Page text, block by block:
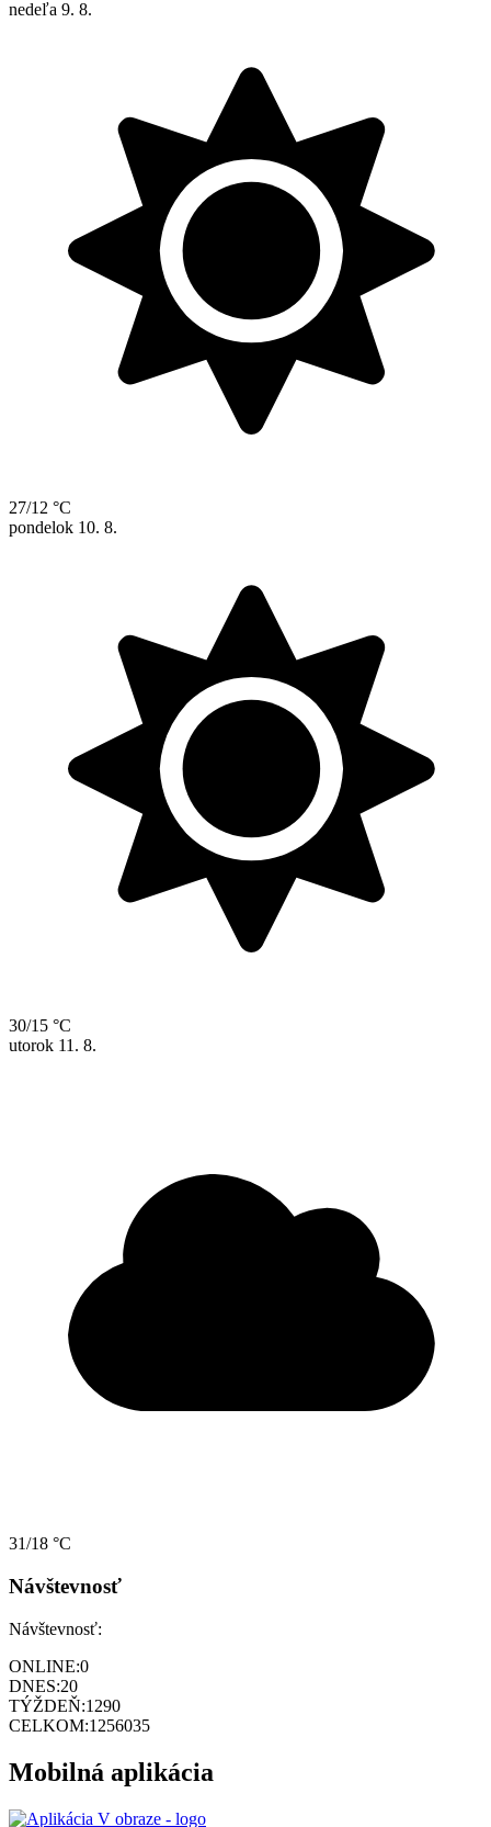
nedeľa 9. 8.
27/12 °C
pondelok 10. 8.
30/15 °C
utorok 11. 8.
31/18 °C
Návštevnosť
Návštevnosť:
ONLINE:0
DNES:20
TÝŽDEŇ:1290
CELKOM:1256035
Mobilná aplikácia